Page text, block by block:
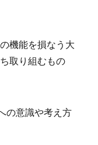
機能を損なう大
取り組むもの
の意識や考え方